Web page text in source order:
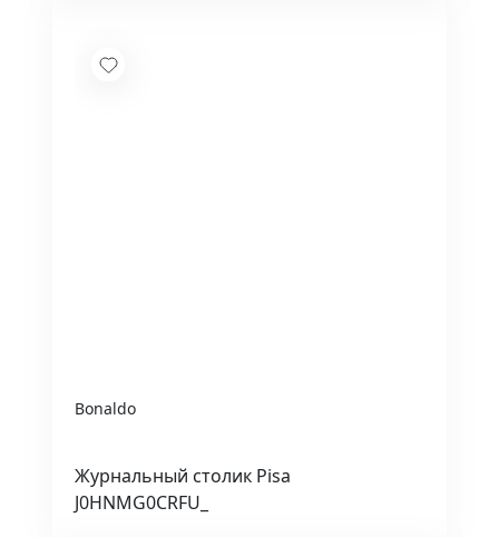
Bonaldo
Журнальный столик Pisa
J0HNMG0CRFU_